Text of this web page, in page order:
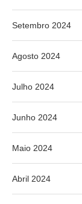
Setembro 2024
Agosto 2024
Julho 2024
Junho 2024
Maio 2024
Abril 2024